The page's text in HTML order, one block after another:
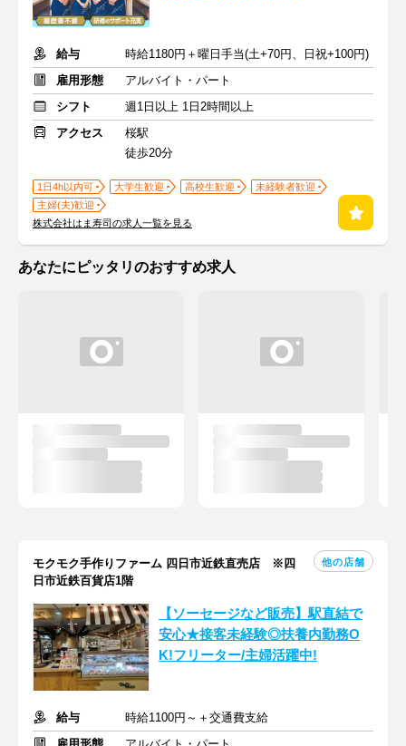
給与
時給1180円＋曜日手当(土+70円、日祝+100円)
雇用形態
アルバイト・パート
シフト
週1日以上 1日2時間以上
アクセス
桜駅
徒歩20分
1日4h以内可 大学生歓迎 高校生歓迎
未経験者歓迎
主婦(夫)歓迎
株式会社はま寿司の求人一覧を見る
あなたにピッタリのおすすめ求人
モクモク手作りファーム 四日市近鉄直売店 ※四
日市近鉄百貨店1階
他の店舗
【ソーセージなど販売】駅直結で
安心★接客未経験◎扶養内勤務O
K!フリーター/主婦活躍中!
給与
時給1100円～＋交通費支給